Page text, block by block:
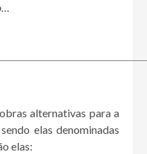
alternativas para a
elas denominadas
elas: